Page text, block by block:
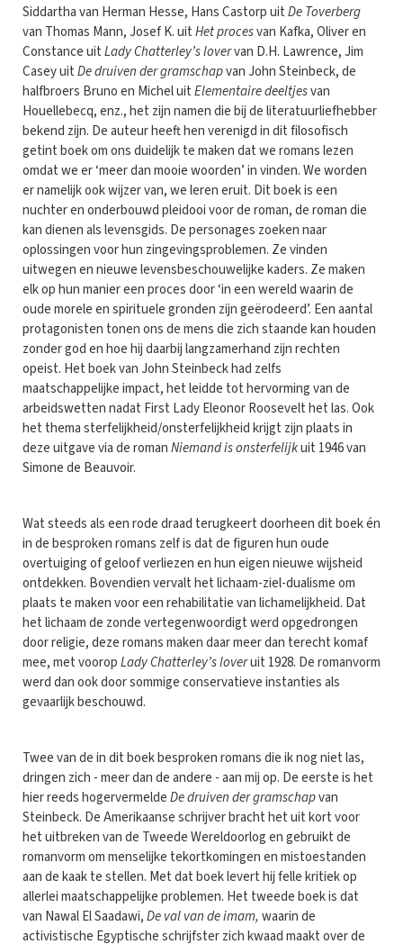
Siddartha van Herman Hesse, Hans Castorp uitDe Toverberg
van Thomas Mann, Josef K. uitHet procesvan Kafka, Oliver en
Constance uitLady Chatterley’s lovervan D.H. Lawrence, Jim
Casey uitDe druiven der gramschapvan John Steinbeck, de
halfbroers Bruno en Michel uitElementaire deeltjesvan
Houellebecq, enz., het zijn namen die bij de literatuurliefhebber
bekend zijn. De auteur heeft hen verenigd in dit filosofisch
getint boek om ons duidelijk te maken dat we romans lezen
omdat we er ‘meer dan mooie woorden’ in vinden. We worden
er namelijk ook wijzer van, we leren eruit. Dit boek is een
nuchter en onderbouwd pleidooi voor de roman, de roman die
kan dienen als levensgids. De personages zoeken naar
oplossingen voor hun zingevingsproblemen. Ze vinden
uitwegen en nieuwe levensbeschouwelijke kaders. Ze maken
elk op hun manier een proces door ‘in een wereld waarin de
oude morele en spirituele gronden zijn geërodeerd’. Een aantal
protagonisten tonen ons de mens die zich staande kan houden
zonder god en hoe hij daarbij langzamerhand zijn rechten
opeist. Het boek van John Steinbeck had zelfs
maatschappelijke impact, het leidde tot hervorming van de
arbeidswetten nadat First Lady Eleonor Roosevelt het las. Ook
het thema sterfelijkheid/onsterfelijkheid krijgt zijn plaats in
deze uitgave via de romanNiemand is onsterfelijkuit 1946 van
Simone de Beauvoir.
Wat steeds als een rode draad terugkeert doorheen dit boek én
in de besproken romans zelf is dat de figuren hun oude
overtuiging of geloof verliezen en hun eigen nieuwe wijsheid
ontdekken. Bovendien vervalt het lichaam-ziel-dualisme om
plaats te maken voor een rehabilitatie van lichamelijkheid. Dat
het lichaam de zonde vertegenwoordigt werd opgedrongen
door religie, deze romans maken daar meer dan terecht komaf
mee, met vooropLady Chatterley’s loveruit 1928. De romanvorm
werd dan ook door sommige conservatieve instanties als
gevaarlijk beschouwd.
Twee van de in dit boek besproken romans die ik nog niet las,
dringen zich - meer dan de andere - aan mij op. De eerste is het
hier reeds hogervermeldeDe druiven der gramschapvan
Steinbeck. De Amerikaanse schrijver bracht het uit kort voor
het uitbreken van de Tweede Wereldoorlog en gebruikt de
romanvorm om menselijke tekortkomingen en mistoestanden
aan de kaak te stellen. Met dat boek levert hij felle kritiek op
allerlei maatschappelijke problemen. Het tweede boek is dat
van Nawal El Saadawi,De val van de imam,waarin de
activistische Egyptische schrijfster zich kwaad maakt over de